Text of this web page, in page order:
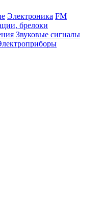
Электроника FM
брелоки
Звуковые сигналы